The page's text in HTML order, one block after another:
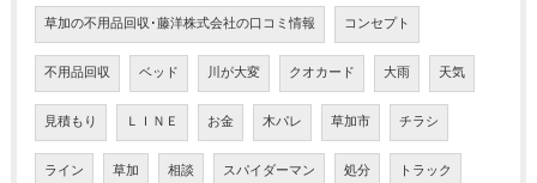
草加の不用品回収･藤洋株式会社の口コミ情報 コンセプト
不用品回収 ベッド 川が大変 クオカード 大雨 天気
見積もり ＬＩＮＥ お金 木パレ 草加市 チラシ
ライン 草加 相談 スパイダーマン 処分 トラック